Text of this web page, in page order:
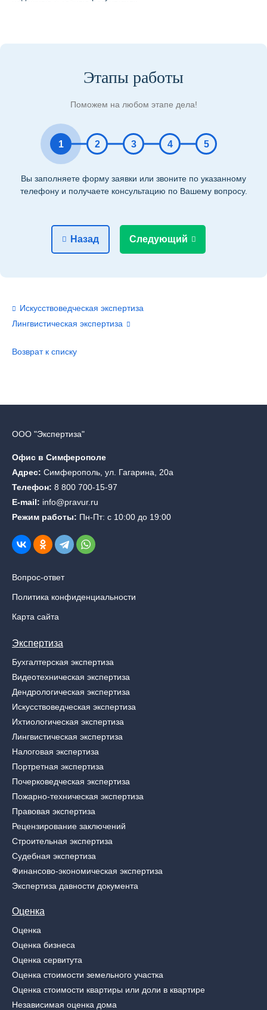
Этапы работы
Поможем на любом этапе дела!
1 2 3 4 5
Вы заполняете форму заявки или звоните по указанному
телефону и получаете консультацию по Вашему вопросу.
Назад Следующий
Искусствоведческая экспертиза
Лингвистическая экспертиза
Возврат к списку
ООО "Экспертиза"
Офис в Симферополе
Адрес: Симферополь, ул. Гагарина, 20а
Телефон: 8 800 700-15-97
E-mail: info@pravur.ru
Режим работы: Пн-Пт: с 10:00 до 19:00
Вопрос-ответ
Политика конфиденциальности
Карта сайта
Экспертиза
Бухгалтерская экспертиза
Видеотехническая экспертиза
Дендрологическая экспертиза
Искусствоведческая экспертиза
Ихтиологическая экспертиза
Лингвистическая экспертиза
Налоговая экспертиза
Портретная экспертиза
Почерковедческая экспертиза
Пожарно-техническая экспертиза
Правовая экспертиза
Рецензирование заключений
Строительная экспертиза
Судебная экспертиза
Финансово-экономическая экспертиза
Экспертиза давности документа
Оценка
Оценка
Оценка бизнеса
Оценка сервитута
Оценка стоимости земельного участка
Оценка стоимости квартиры или доли в квартире
Независимая оценка дома